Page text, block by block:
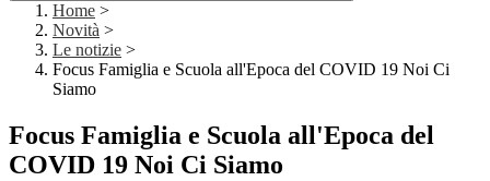
Home >
Novità >
Le notizie >
Focus Famiglia e Scuola all'Epoca del COVID 19 Noi Ci
Siamo
Focus Famiglia e Scuola all'Epoca del
COVID 19 Noi Ci Siamo